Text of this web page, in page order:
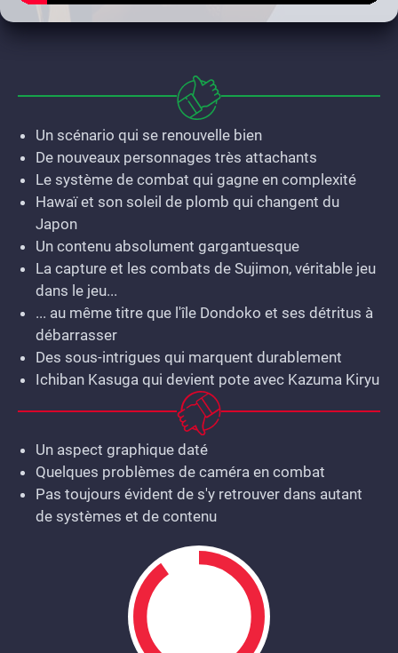
Un scénario qui se renouvelle bien
De nouveaux personnages très attachants
Le système de combat qui gagne en complexité
Hawaï et son soleil de plomb qui changent du
Japon
Un contenu absolument gargantuesque
La capture et les combats de Sujimon, véritable jeu
dans le jeu...
... au même titre que l'île Dondoko et ses détritus à
débarrasser
Des sous-intrigues qui marquent durablement
Ichiban Kasuga qui devient pote avec Kazuma Kiryu
Un aspect graphique daté
Quelques problèmes de caméra en combat
Pas toujours évident de s'y retrouver dans autant
de systèmes et de contenu